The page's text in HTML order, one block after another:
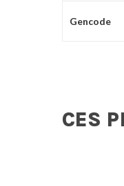
Gencode
CES